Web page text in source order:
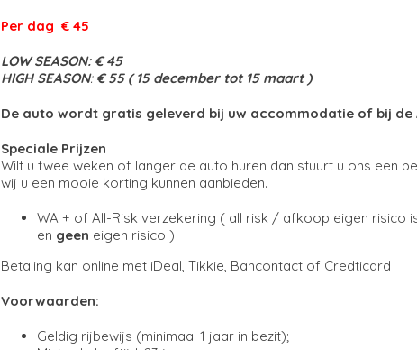
Per dag € 45
LOW SEASON: € 45
HIGH SEASON: € 55 ( 15 december tot 15 maart )
De auto wordt gratis geleverd bij uw accommodatie of bij
Speciale Prijzen
Wilt u twee weken of langer de auto huren dan stuurt u ons een
wij u een mooie korting kunnen aanbieden.
WA + of All-Risk verzekering ( all risk / afkoop eigen risico
en geen eigen risico )
Betaling kan online met iDeal, Tikkie, Bancontact of Credticard
Voorwaarden:
Geldig rijbewijs (minimaal 1 jaar in bezit);